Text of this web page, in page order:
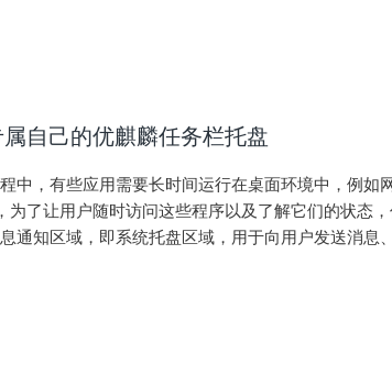
自己的优麒麟任务栏托盘
中，有些应用需要长时间运行在桌面环境中，例如
为了让用户随时访问这些程序以及了解它们的状态
通知区域，即系统托盘区域，用于向用户发送消息